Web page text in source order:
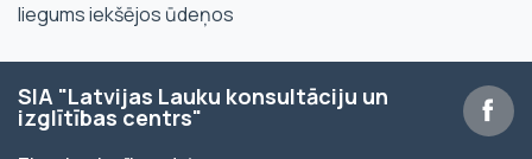
liegums iekšējos ūdeņos
SIA "Latvijas Lauku konsultāciju un
izglītības centrs"